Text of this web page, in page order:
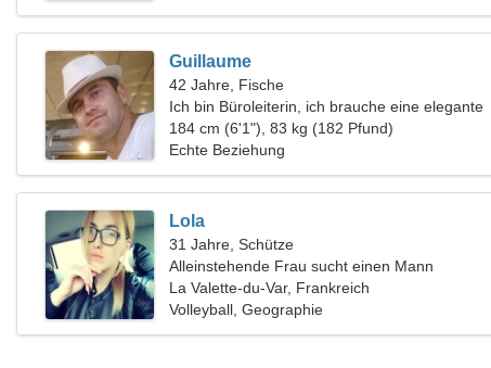
Guillaume
42 Jahre, Fische
Ich bin Büroleiterin, ich brauche eine elegante
Frau
184 cm (6'1"), 83 kg (182 Pfund)
Echte Beziehung
Lola
31 Jahre, Schütze
Alleinstehende Frau sucht einen Mann
La Valette-du-Var, Frankreich
Volleyball, Geographie